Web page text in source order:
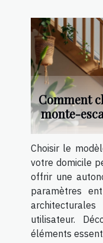
Comment
monte-
Choisir le
votre domicile
offrir une
paramètres
utilisateur.
éléments